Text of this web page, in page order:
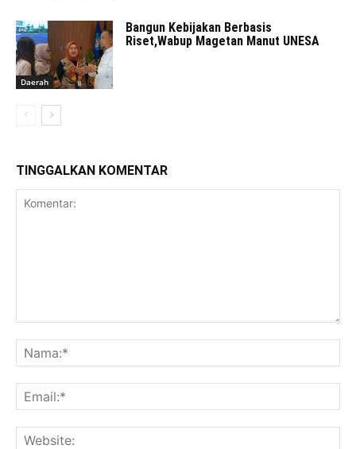
Daerah
Bangun Kebijakan Berbasis
Riset,Wabup Magetan Manut UNESA
TINGGALKAN KOMENTAR